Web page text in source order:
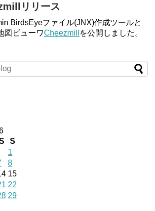
リリース
BirdsEyeファイル(JNX)作成ツールと
図ビューワCheezmill を公開しました。
S
1
8
15
22
29